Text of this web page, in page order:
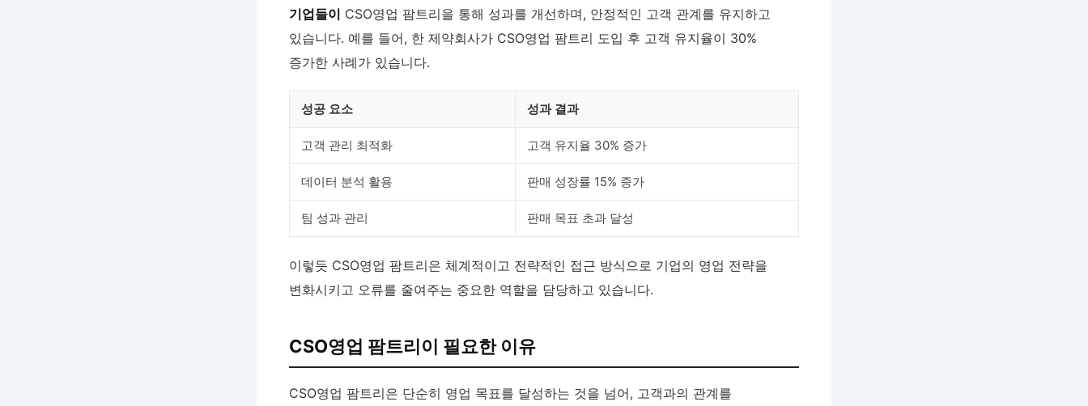
기업들이 CSO영업 팜트리을 통해 성과를 개선하며, 안정적인 고객 관계를 유지하고
있습니다. 예를 들어, 한 제약회사가 CSO영업 팜트리 도입 후 고객 유지율이 30%
증가한 사례가 있습니다.
성공 요소 성과 결과
고객 관리 최적화 고객 유지율 30% 증가
데이터 분석 활용 판매 성장률 15% 증가
팀 성과 관리 판매 목표 초과 달성
이렇듯 CSO영업 팜트리은 체계적이고 전략적인 접근 방식으로 기업의 영업 전략을
변화시키고 오류를 줄여주는 중요한 역할을 담당하고 있습니다.
CSO영업 팜트리이 필요한 이유
CSO영업 팜트리은 단순히 영업 목표를 달성하는 것을 넘어, 고객과의 관계를